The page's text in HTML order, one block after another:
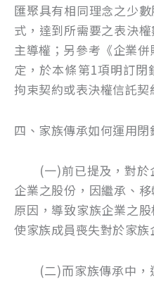
匯聚具有相同理念之少
式，達到所需要之表決
主導權；另參考《企業
定，於本條第1項明訂
拘束契約或表決權信託契
四、家族傳承如何運用閉
(一)前已提及，對於
企業之股份，因繼承、
原因，導致家族企業之
使家族成員喪失對於家族
(二)而家族傳承中，